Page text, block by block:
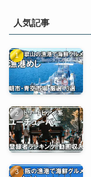
人気記事